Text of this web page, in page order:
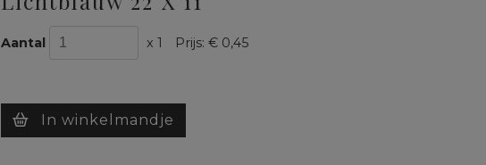
Aantal x 1 Prijs:€ 0,45
In winkelmandje